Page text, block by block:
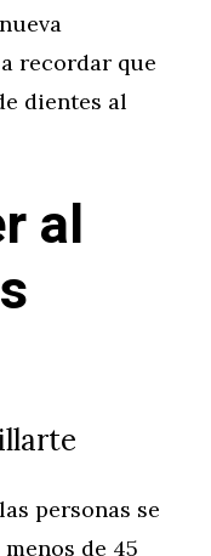
recordar que
dientes al
al
personas se
de 45